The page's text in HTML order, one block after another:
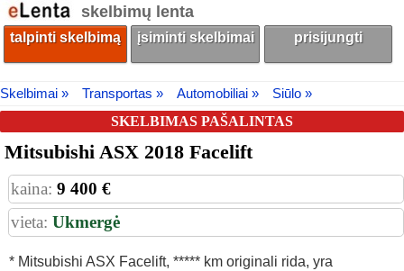
skelbimų lenta
talpinti skelbimą įsiminti skelbimai prisijungti
Skelbimai » Transportas » Automobiliai »
Siūlo »
SKELBIMAS PAŠALINTAS
Mitsubishi ASX 2018 Facelift
kaina: 9 400 €
vieta: Ukmergė
* Mitsubishi ASX Facelift, ***** km originali rida, yra